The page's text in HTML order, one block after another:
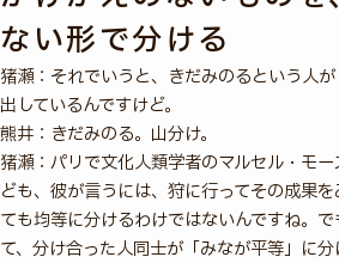
ない形で分ける
猪瀬：それでいうと、きだみのるという人
出しているんですけど。
熊井：きだみのる。山分け。
猪瀬：パリで文化人類学者のマルセル・モ
ども、彼が言うには、狩に行ってその成果
ても均等に分けるわけではないんですね。
て、分け合った人同士が「みなが平等」に